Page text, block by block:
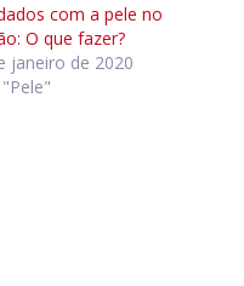
com a pele no
O que fazer?
janeiro de 2020
"Pele"